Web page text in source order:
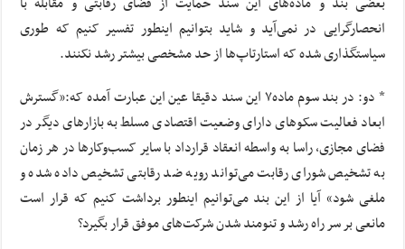
انحصارگرایی در نمی‌آید و شاید بتوانیم اینطور تفسیر کنیم که طوری
سیاستگذاری شده که استارتاپ‌ها از حد مشخصی بیشتر رشد نکنند.
* دو: در بند سوم ماده۷ این سند دقیقا عین این عبارت آمده که:«گسترش
ابعاد فعالیت سکوهای دارای وضعیت اقتصادی مسلط به بازارهای دیگر در
فضای مجازی، راسا به واسطه انعقاد قرارداد با سایر کسب‌وکارها در هر زمان
به تشخیص شورای رقابت می‌تواند رویه ضد رقابتی تشخیص داده شده و
ملغی شود» آیا از این بند می‌توانیم اینطور برداشت کنیم که قرار است
مانعی بر سر راه رشد و تنومند شدن شرکت‌های موفق قرار بگیرد؟